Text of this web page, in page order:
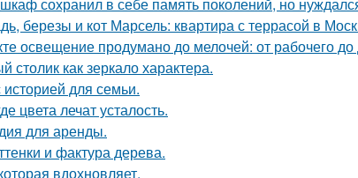
березы и кот Марсель: квартира с террасой в
освещение продумано до мелочей: от рабочего до
столик как зеркало характера.
для семьи.
цвета лечат усталость.
для аренды.
и фактура дерева.
вдохновляет.